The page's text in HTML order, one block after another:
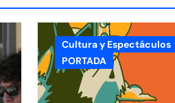
Cultura y Espectáculos
PORTADA